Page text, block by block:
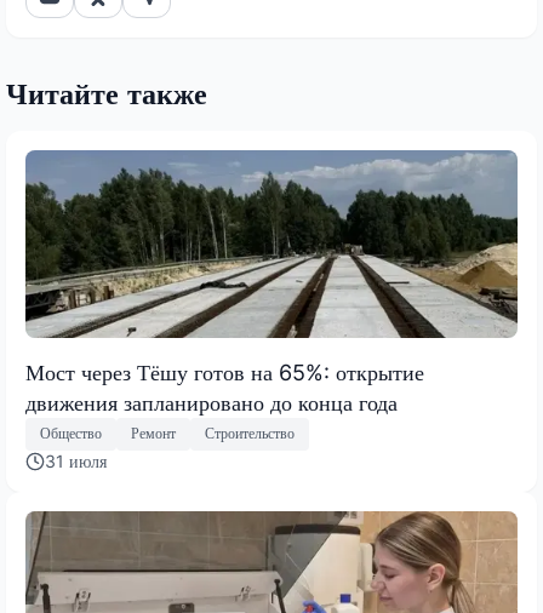
Читайте также
Мост через Тёшу готов на 65%: открытие
движения запланировано до конца года
Общество Ремонт Строительство
31 июля